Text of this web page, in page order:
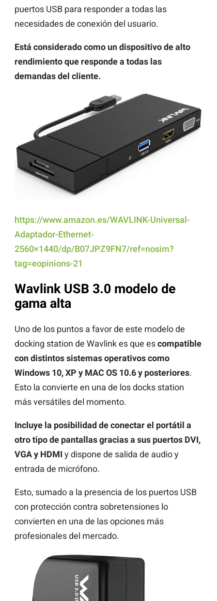
puertos USB para responder a todas las
necesidades de conexión del usuario.
Está considerado como un dispositivo de alto
rendimiento que responde a todas las
demandas del cliente.
https://www.amazon.es/WAVLINK-Universal-
Adaptador-Ethernet-
2560×1440/dp/B07JPZ9FN7/ref=nosim?
tag=eopinions-21
Wavlink USB 3.0 modelo de
gama alta
Uno de los puntos a favor de este modelo de
docking station de Wavlink es que escompatible
con distintos sistemas operativos como
Windows 10, XP y MAC OS 10.6 y posteriores.
Esto la convierte en una de los docks station
más versátiles del momento.
Incluye la posibilidad de conectar el portátil a
otro tipo de pantallas gracias a sus puertos DVI,
VGA y HDMI y dispone de salida de audio y
entrada de micrófono.
Esto, sumado a la presencia de los puertos USB
con protección contra sobretensiones lo
convierten en una de las opciones más
profesionales del mercado.